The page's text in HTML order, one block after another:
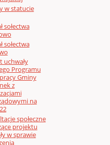
w statucie
sołectwa
sołectwa
uchwały
Programu
Gminy
z
na
społeczne
projektu
w sprawie